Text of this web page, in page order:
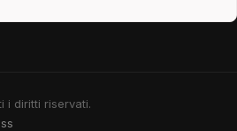
i diritti riservati.